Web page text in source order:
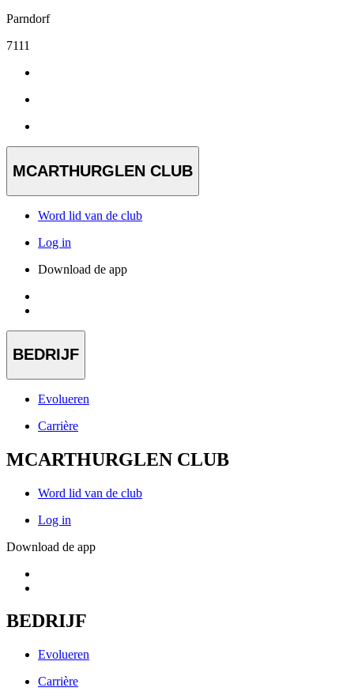
Parndorf
7111
MCARTHURGLEN CLUB
Word lid van de club
Log in
Download de app
BEDRIJF
Evolueren
Carrière
MCARTHURGLEN CLUB
Word lid van de club
Log in
Download de app
BEDRIJF
Evolueren
Carrière